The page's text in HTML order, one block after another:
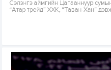
Сэлэнгэ аймгийн Цагааннуур
“Атар трейд” ХХК, “Таван-Хан”